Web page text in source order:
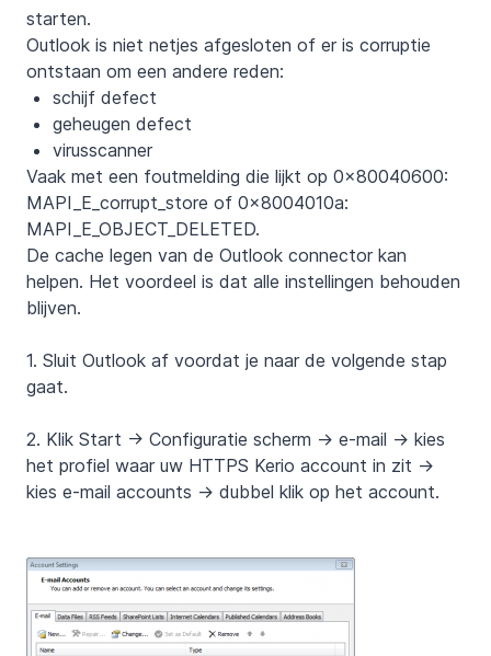
starten.
Outlook is niet netjes afgesloten of er is corruptie
ontstaan om een andere reden:
schijf defect
geheugen defect
virusscanner
Vaak met een foutmelding die lijkt op 0x80040600:
MAPI_E_corrupt_store of 0x8004010a:
MAPI_E_OBJECT_DELETED.
De cache legen van de Outlook connector kan
helpen. Het voordeel is dat alle instellingen behouden
blijven.
1. Sluit Outlook af voordat je naar de volgende stap
gaat.
2. Klik Start -> Configuratie scherm -> e-mail -> kies
het profiel waar uw HTTPS Kerio account in zit ->
kies e-mail accounts -> dubbel klik op het account.